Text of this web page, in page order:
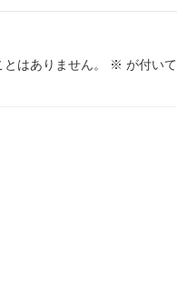
はありません。 ※ が付い